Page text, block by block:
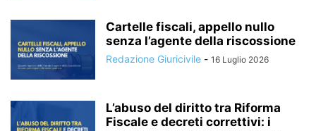
Cartelle fiscali, appello nullo
senza l’agente della riscossione
Redazione Giuricivile - 16 Luglio 2026
L’abuso del diritto tra Riforma
Fiscale e decreti correttivi: i